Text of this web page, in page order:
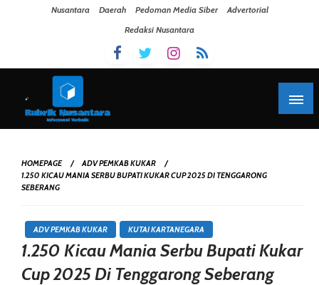
Nusantara Daerah Pedoman Media Siber
Advertorial
Redaksi Nusantara
HOMEPAGE
ADV PEMKAB KUKAR
1.250 KICAU MANIA SERBU BUPATI KUKAR CUP 2025 DI TENGGARONG
SEBERANG
ADV PEMKAB KUKAR KUTAI KARTANEGARA
1.250 Kicau Mania Serbu Bupati Kukar
Cup 2025 Di Tenggarong Seberang